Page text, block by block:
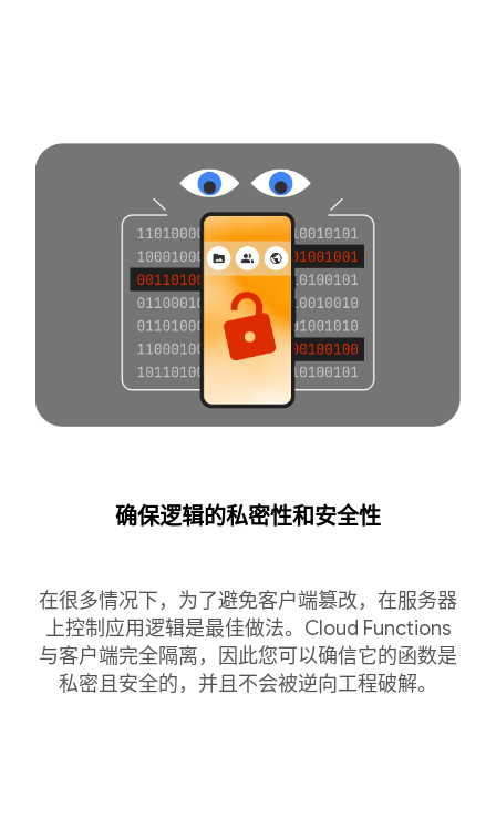
确保逻辑的私密性和安全性
在很多情况下，为了避免客户端篡改，在服务器
上控制应用逻辑是最佳做法。Cloud Functions
与客户端完全隔离，因此您可以确信它的函数是
私密且安全的，并且不会被逆向工程破解。